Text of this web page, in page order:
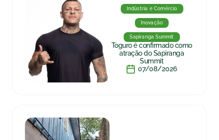
Indústria e Comércio
Inovação
Sapiranga Summit
Toguro é confirmado como
atração do Sapiranga
Summit
07/08/2026